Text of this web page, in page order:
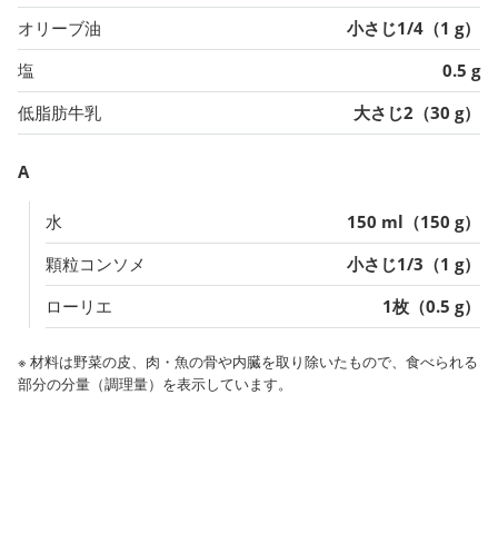
オリーブ油
小さじ1/4（1 g）
塩
0.5 g
低脂肪牛乳
大さじ2（30 g）
A
水
150 ml（150 g）
顆粒コンソメ
小さじ1/3（1 g）
ローリエ
1枚（0.5 g）
※ 材料は野菜の皮、肉・魚の骨や内臓を取り除いたもので、食べられる
部分の分量（調理量）を表示しています。